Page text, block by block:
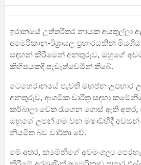
ඉරානයේ උත්තරීතර නායක අයතුල්ලා
අමෙරිකානු-ඊශ්‍රායල ප්‍රහාරයකින්
සඳහන් කිරීමෙන් අනතුරුව, ඔහුගේ
කිහිපයකදී පැවැත්වෙමින් තිබේ.
ටෙහෙරානයේ පැවති මහජන උපහාර
අනතුරුව, ආගමික චාරිත්‍ර සඳහා
කර්බාලා වෙත රැගෙන ගොස් ඇති අතර,
ඔහුගේ උපන් ගම වන මෂාඩ්හිදී
නියමිත බව වාර්තා වේ.
මේ අතර, කමේනිගේ අවමංගල්‍ය